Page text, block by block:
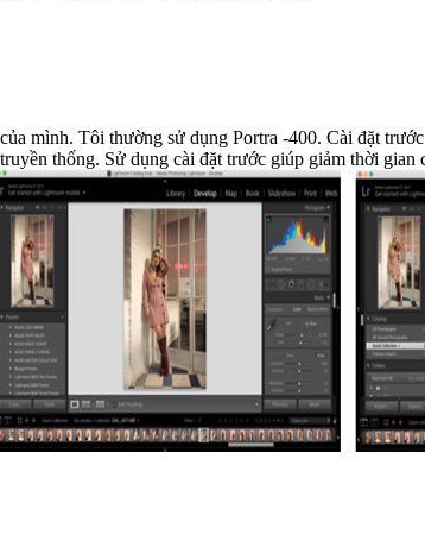
mình. Tôi thường sử dụng Portra -400. Cài đặt
thống. Sử dụng cài đặt trước giúp giảm thời